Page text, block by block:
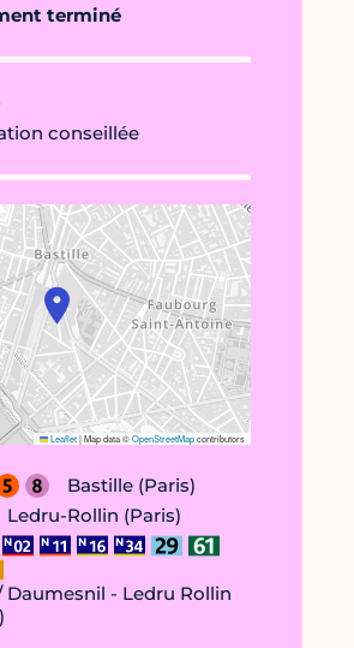
terminé
conseillée
Leaflet|Map data ©OpenStreetMapcontributors
Bastille (Paris)
Ledru-Rollin (Paris)
Daumesnil - Ledru Rollin